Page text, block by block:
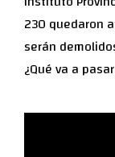
230 quedaron
serán
¿Qué va a